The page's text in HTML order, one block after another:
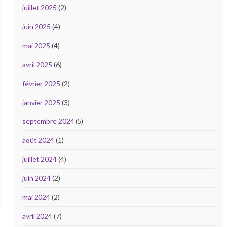
juillet 2025 (2)
juin 2025 (4)
mai 2025 (4)
avril 2025 (6)
février 2025 (2)
janvier 2025 (3)
septembre 2024(5)
août 2024(1)
juillet 2024(4)
juin 2024(2)
mai 2024(2)
avril 2024(7)